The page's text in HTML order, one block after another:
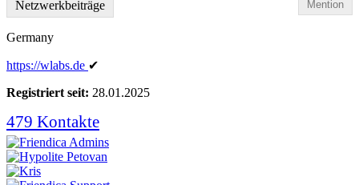
Mention
Netzwerkbeiträge
Germany
https://wlabs.de ✔
Registriert seit: 28.01.2025
479 Kontakte
Kontakte
anzeigen